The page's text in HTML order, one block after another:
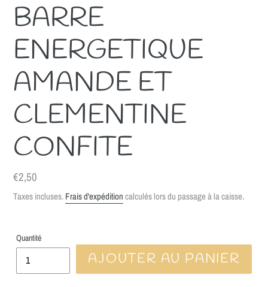
BARRE
ENERGETIQUE
AMANDE ET
CLEMENTINE
CONFITE
Prix
normal
€2,50
Taxes incluses.Frais d'expéditioncalculés lors du passage à la caisse.
Quantité
AJOUTER AU PANIER